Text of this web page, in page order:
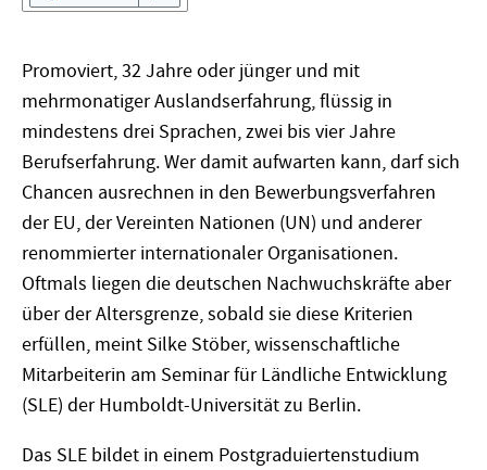
Promoviert, 32 Jahre oder jünger und mit
mehrmonatiger Auslandserfahrung, flüssig in
mindestens drei Sprachen, zwei bis vier Jahre
Berufserfahrung. Wer damit aufwarten kann, darf sich
Chancen ausrechnen in den Bewerbungsverfahren
der EU, der Vereinten Nationen (UN) und anderer
renommierter internationaler Organisationen.
Oftmals liegen die deutschen Nachwuchskräfte aber
über der Altersgrenze, sobald sie diese Kriterien
erfüllen, meint Silke Stöber, wissenschaftliche
Mitarbeiterin am Seminar für Ländliche Entwicklung
(SLE) der Humboldt-Universität zu Berlin.
Das SLE bildet in einem Postgraduiertenstudium